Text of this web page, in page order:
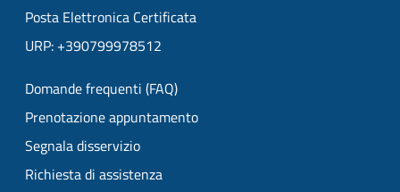
Posta Elettronica Certificata
URP: +390799978512
Domande frequenti (FAQ)
Prenotazione appuntamento
Segnala disservizio
Richiesta di assistenza